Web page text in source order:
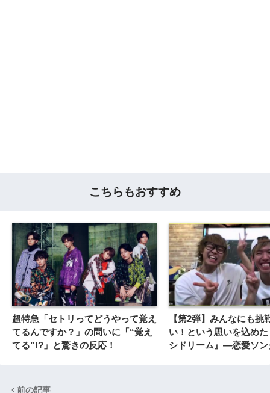
こちらもおすすめ
超特急「セトリってどうやって覚え
てるんですか？」の問いに「“覚え
てる”!?」と驚きの反応！
【第2弾】みんなにも挑
い！という思いを込め
シドリーム』―恋愛ソン
前の記事